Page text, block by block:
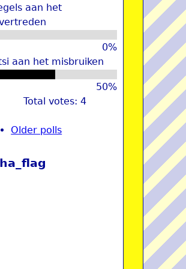
aan het
0%
aan het misbruiken
50%
Total votes: 4
Older polls